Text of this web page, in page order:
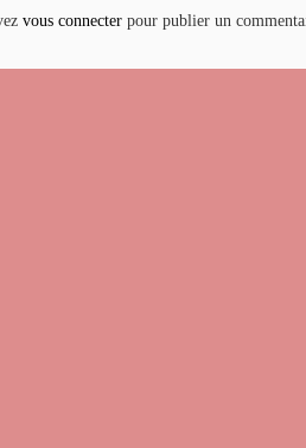
vous connecter pour publier un